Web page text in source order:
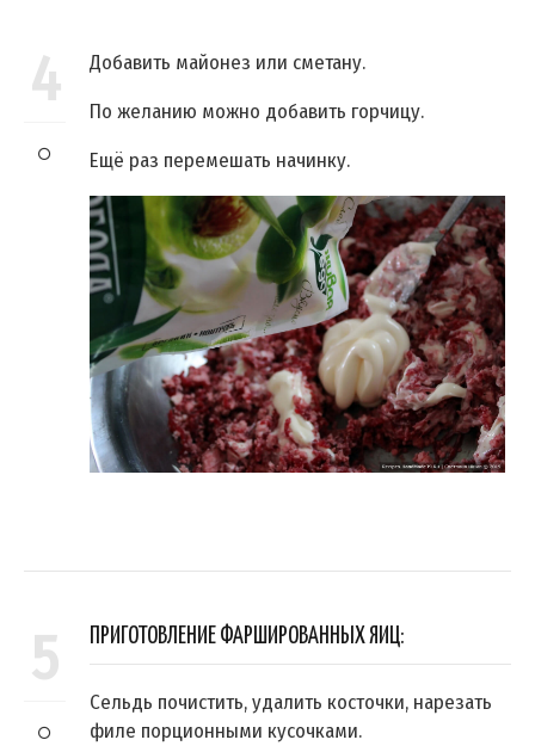
4
Добавить майонез или сметану.
По желанию можно добавить горчицу.
Ещё раз перемешать начинку.
5 ПРИГОТОВЛЕНИЕ ФАРШИРОВАННЫХ ЯИЦ:
Сельдь почистить, удалить косточки, нарезать
филе порционными кусочками.